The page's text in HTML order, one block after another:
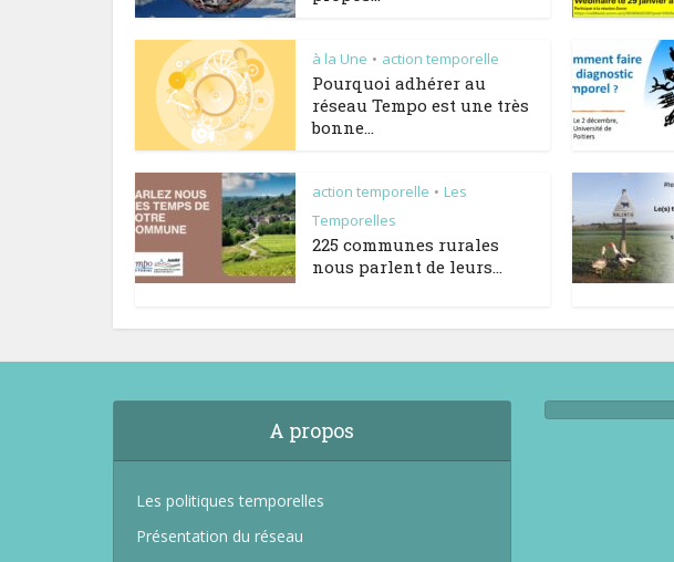
à la Une • action temporelle
Pourquoi adhérer au
réseau Tempo est une très
bonne...
action temporelle • Les
Temporelles
225 communes rurales
nous parlent de leurs...
A propos
Les politiques temporelles
Présentation du réseau